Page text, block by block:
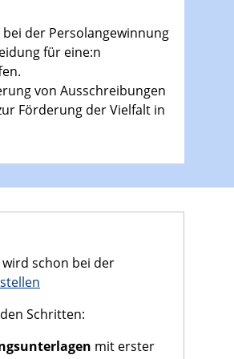
der Persolangewinnung
für eine:n
von Ausschreibungen
Förderung der Vielfalt in
schon bei der
Schritten:
mit erster